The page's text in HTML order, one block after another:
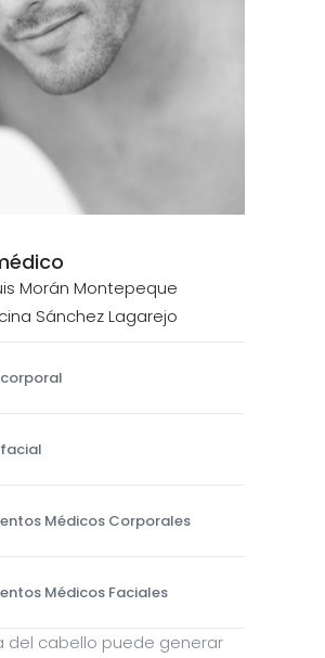
Morán Montepeque
Sánchez Lagarejo
Médicos Corporales
Médicos Faciales
del cabello puede generar